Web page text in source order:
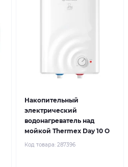
Накопительный
электрический
водонагреватель над
мойкой Thermex Day 10 O
Код товара: 287396